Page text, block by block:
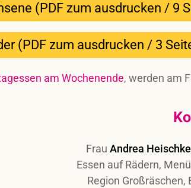
(PDF zum ausdrucken / 9
(PDF zum ausdrucken / 3
am Wochenende, werden am
FrauAndrea Heischkel
Essen auf Rädern,
Region Großräschen,